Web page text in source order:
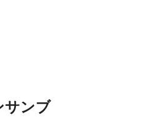
サンブ